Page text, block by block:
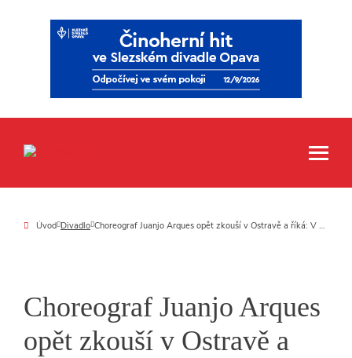
Úvod Divadlo Choreograf Juanjo Arques opět zkouší v Ostravě a říká: V životě i tvorbě začínám v podstatě od nuly
Choreograf Juanjo Arques
opět zkouší v Ostravě a